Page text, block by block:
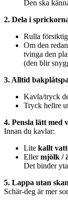
Den ska
2. Dela i
Rulla
Om den
tvinga den
(den blir
3. Alltid
Kavla/tryck
Tryck hellre
4. Pensla lätt med
Innan du kavlar:
Lite kallt
Ellermjölk /
Det binder
5. Lappa utan
Schär-deg är mer